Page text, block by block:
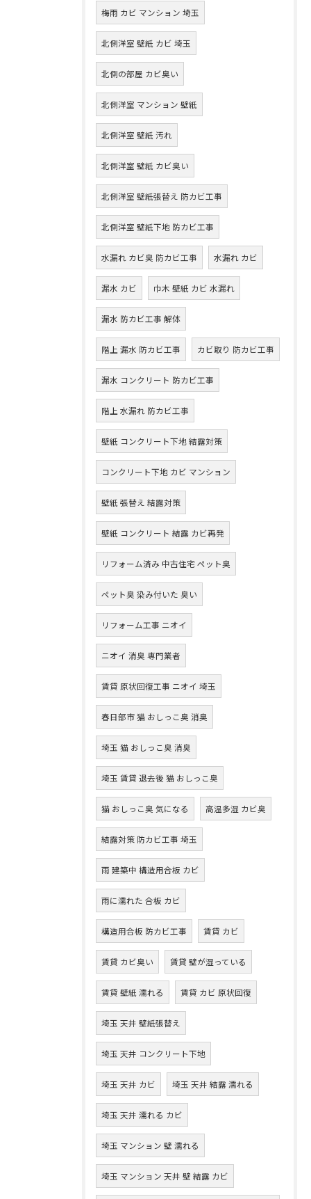
梅雨 カビ マンション 埼玉
北側洋室 壁紙 カビ 埼玉
北側の部屋 カビ臭い
北側洋室 マンション 壁紙
北側洋室 壁紙 汚れ
北側洋室 壁紙 カビ臭い
北側洋室 壁紙張替え 防カビ工事
北側洋室 壁紙下地 防カビ工事
水漏れ カビ臭 防カビ工事 水漏れ カビ
漏水 カビ 巾木 壁紙 カビ 水漏れ
漏水 防カビ工事 解体
階上 漏水 防カビ工事 カビ取り 防カビ工事
漏水 コンクリート 防カビ工事
階上 水漏れ 防カビ工事
壁紙 コンクリート下地 結露対策
コンクリート下地 カビ マンション
壁紙 張替え 結露対策
壁紙 コンクリート 結露 カビ再発
リフォーム済み 中古住宅 ペット臭
ペット臭 染み付いた 臭い
リフォーム工事 ニオイ
ニオイ 消臭 専門業者
賃貸 原状回復工事 ニオイ 埼玉
春日部市 猫 おしっこ臭 消臭
埼玉 猫 おしっこ臭 消臭
埼玉 賃貸 退去後 猫 おしっこ臭
猫 おしっこ臭 気になる 高温多湿 カビ臭
結露対策 防カビ工事 埼玉
雨 建築中 構造用合板 カビ
雨に濡れた 合板 カビ
構造用合板 防カビ工事 賃貸 カビ
賃貸 カビ臭い 賃貸 壁が湿っている
賃貸 壁紙 濡れる 賃貸 カビ 原状回復
埼玉 天井 壁紙張替え
埼玉 天井 コンクリート下地
埼玉 天井 カビ 埼玉 天井 結露 濡れる
埼玉 天井 濡れる カビ
埼玉 マンション 壁 濡れる
埼玉 マンション 天井 壁 結露 カビ